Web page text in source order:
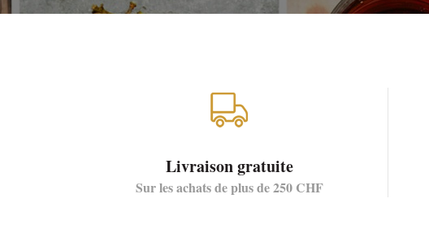
Livraison gratuite
Sur les achats de plus de 250 CHF